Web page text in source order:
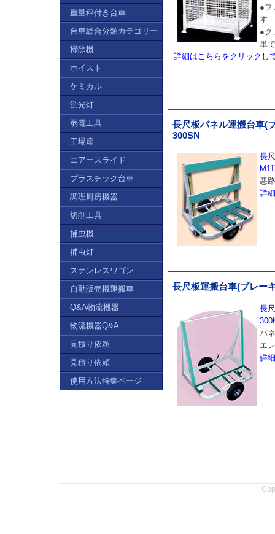
●フ
す
●ク
単
詳細はこちらをクリックし
長尺板パネル運搬台車(
300SN
長
悪
詳
長尺板運搬台車(ブレー
長
パ
エ
詳
重量秤付き台車
台車総合分類カテゴリー
掃除機
ホイスト
ケミカル
蛍光灯
弱電工具
工場扇
エアースライド
プラスチック台車
調理厨房機器
切削工具
捕虫機
捕虫灯
ステンレスワゴン
自動販売機運搬車
Q&A物流機器
物流機器Q&A
見積り依頼
見積り依頼
使用方法特集ページ